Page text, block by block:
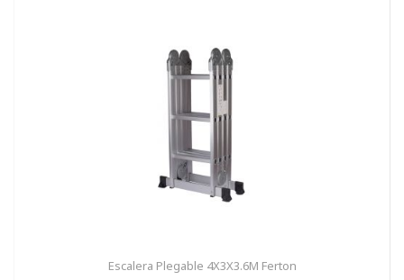
Escalera Plegable 4X3X3.6M Ferton